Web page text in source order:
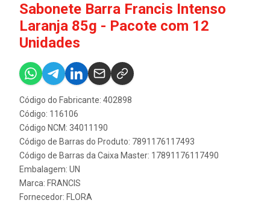
Sabonete Barra Francis Intenso
Laranja 85g - Pacote com 12
Unidades
Código do Fabricante: 402898
Código: 116106
Código NCM: 34011190
Código de Barras do Produto: 7891176117493
Código de Barras da Caixa Master: 17891176117490
Embalagem: UN
Marca: FRANCIS
Fornecedor: FLORA